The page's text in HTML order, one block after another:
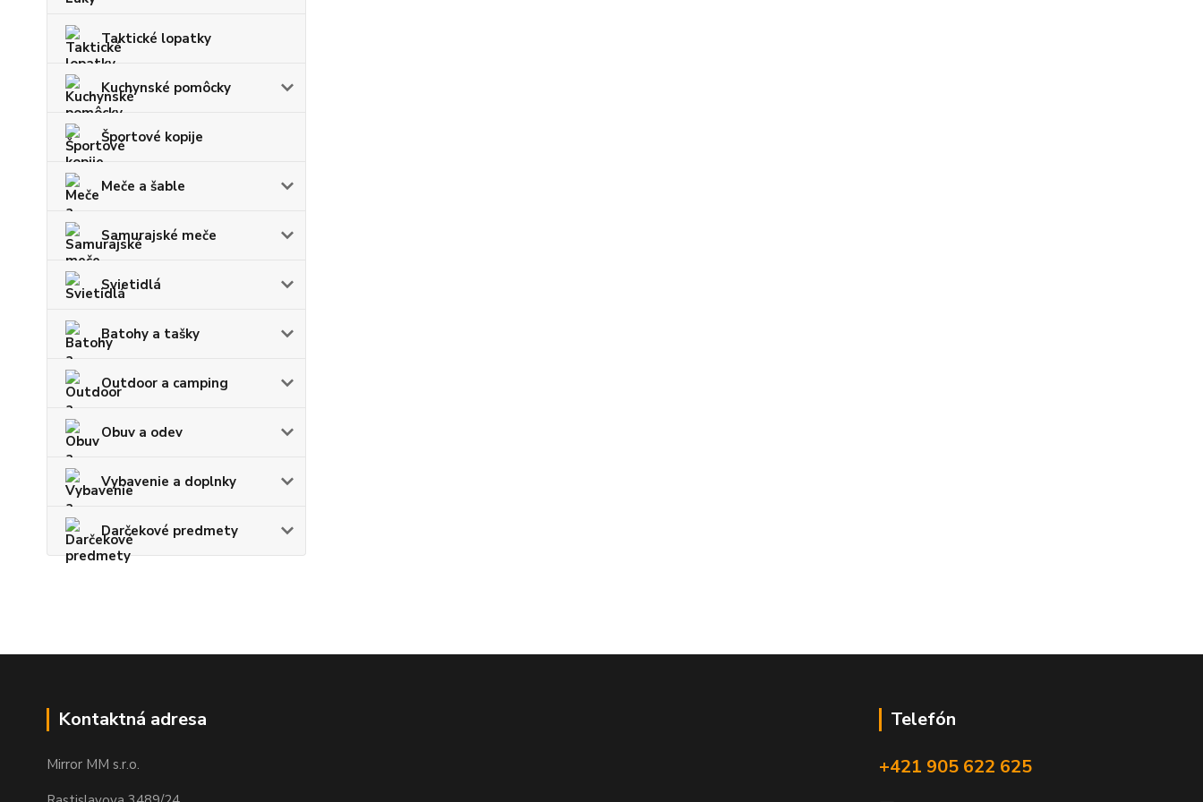
Taktické lopatky
Kuchynské pomôcky
Športové kopije
Meče a šable
Samurajské meče
Svietidlá
Batohy a tašky
Outdoor a camping
Obuv a odev
Vybavenie a doplnky
Darčekové predmety
Kontaktná adresa
Mirror MM s.r.o.
Telefón
+421 905 622 625